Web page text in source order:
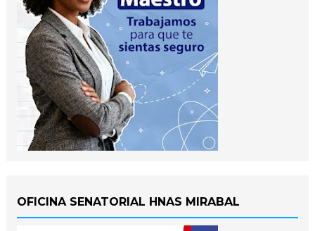
OFICINA SENATORIAL HNAS MIRABAL